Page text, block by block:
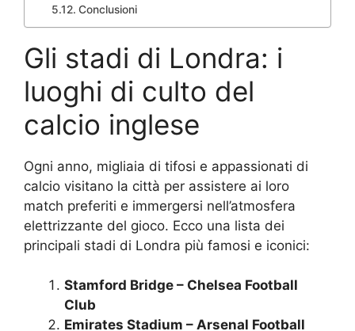
Conclusioni
Gli stadi di Londra: i
luoghi di culto del
calcio inglese
Ogni anno, migliaia di tifosi e appassionati di
calcio visitano la città per assistere ai loro
match preferiti e immergersi nell’atmosfera
elettrizzante del gioco. Ecco una lista dei
principali stadi di Londra più famosi e iconici:
Stamford Bridge – Chelsea Football
Club
Emirates Stadium – Arsenal Football